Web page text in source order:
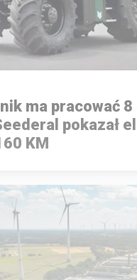
ma pracować
pokazał
KM